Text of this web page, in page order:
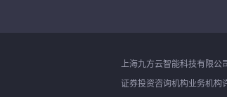
上海九方云智能科技有限公
证券投资咨询机构业务机构